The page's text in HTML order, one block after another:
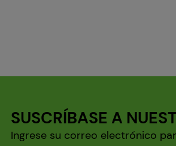
SUSCRÍBASE A
Ingrese su correo electrónico